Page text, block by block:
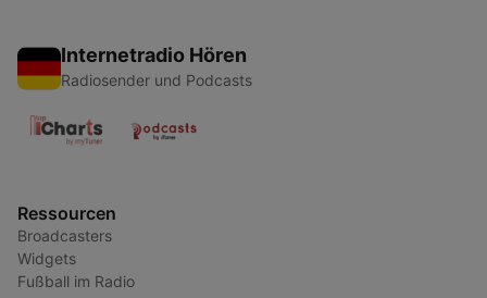
Internetradio Hören
Radiosender und Podcasts
Ressourcen
Broadcasters
Widgets
Fußball im Radio